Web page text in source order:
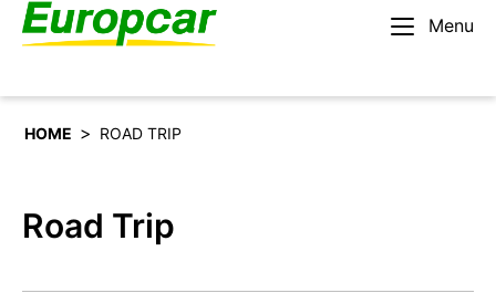
Menu
Español
HOME > ROAD TRIP
Road Trip